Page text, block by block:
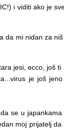
i viditi ako je
mi nidan za
jesi, ecco, još
je još
se u
moj prijatelj